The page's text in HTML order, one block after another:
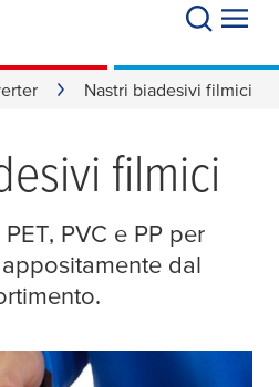
Nastri biadesivi filmici
filmici
PVC e PP per
dal